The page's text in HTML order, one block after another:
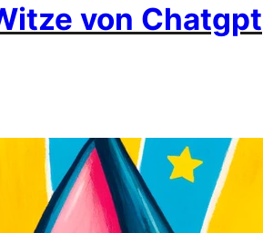
von Chatgpt